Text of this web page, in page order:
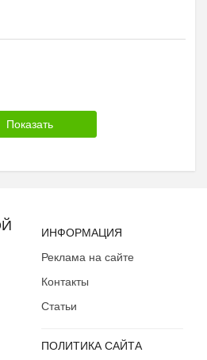
ИНФОРМАЦИЯ
Реклама на сайте
Контакты
Статьи
ПОЛИТИКА САЙТА